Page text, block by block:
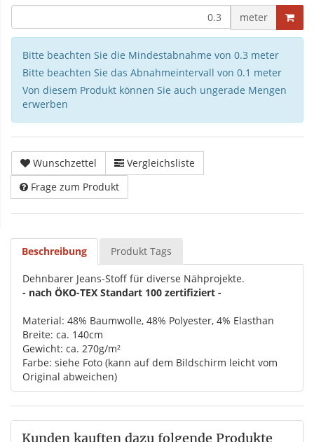
meter
Bitte beachten Sie die Mindestabnahme von 0.3 meter
Bitte beachten Sie das Abnahmeintervall von 0.1 meter
Von diesem Produkt können Sie auch ungerade Mengen
erwerben
Wunschzettel
Vergleichsliste
Frage zum Produkt
Beschreibung Produkt Tags
Dehnbarer Jeans-Stoff für diverse Nähprojekte.
- nach ÖKO-TEX Standart 100 zertifiziert -
Material: 48% Baumwolle, 48% Polyester, 4% Elasthan
Breite: ca. 140cm
Gewicht: ca. 270g/m²
Farbe: siehe Foto (kann auf dem Bildschirm leicht vom
Original abweichen)
Kunden kauften dazu folgende Produkte